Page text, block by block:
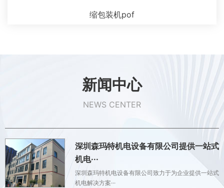
缩包装机pof
新闻中心
NEWS CENTER
深圳森玛特机电设备有限公司提供一站式
机电···
深圳森玛特机电设备有限公司致力于为企业提供一站式
机电解决方案···